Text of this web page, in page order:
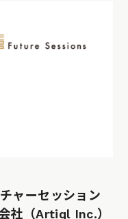
ャーセッション
社（Artiql Inc.）